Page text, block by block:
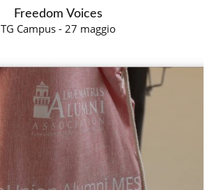
Freedom Voices
TG Campus - 27 maggio